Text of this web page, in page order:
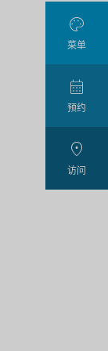

菜单

预约

访问